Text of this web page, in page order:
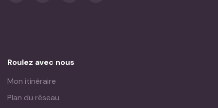
Roulez avec nous
Mon itinéraire
Plan du réseau